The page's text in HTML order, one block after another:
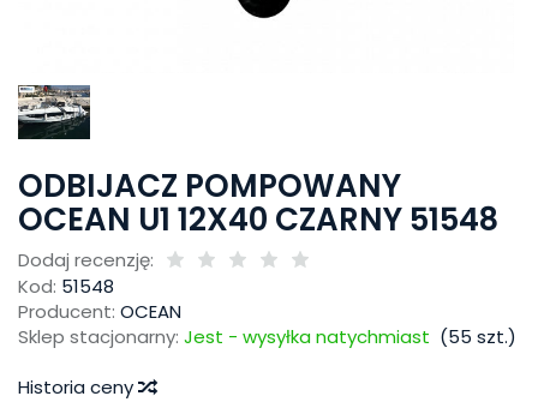
ODBIJACZ POMPOWANY
OCEAN U1 12X40 CZARNY 51548
Dodaj recenzję:
Kod: 51548
Producent: OCEAN
Sklep stacjonarny: Jest - wysyłka natychmiast (55 szt.)
Historia ceny